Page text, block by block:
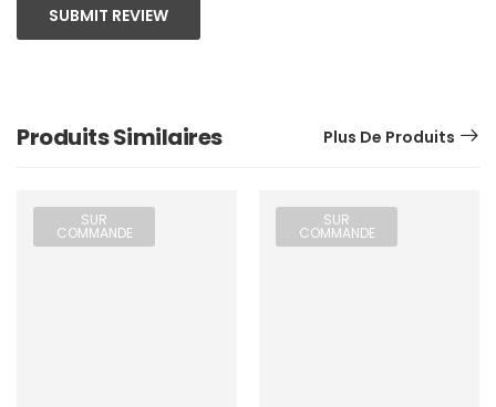
SUBMIT REVIEW
Produits Similaires Plus De Produits
SUR
COMMANDE
SUR
COMMANDE